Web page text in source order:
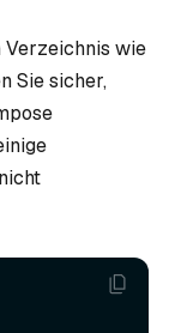
Verzeichnis wie
Sie sicher,